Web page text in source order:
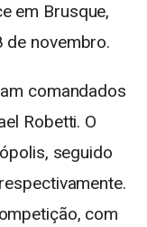
em Brusque,
de novembro.
comandados
Robetti. O
seguido
com